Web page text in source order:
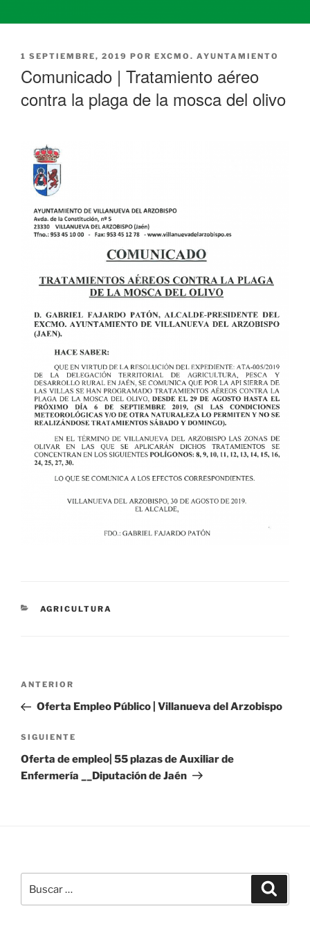
PUBLICADO
1 SEPTIEMBRE, 2019 POR EXCMO. AYUNTAMIENTO
Comunicado | Tratamiento aéreo
contra la plaga de la mosca del olivo
CATEGORÍAS
AGRICULTURA
Navegación
entradas
Entrada
anterior:
ANTERIOR
Oferta Empleo Público | Villanueva del Arzobispo
Siguiente
entrada
SIGUIENTE
Oferta de empleo| 55 plazas de Auxiliar de
Enfermería __Diputación de Jaén
por: